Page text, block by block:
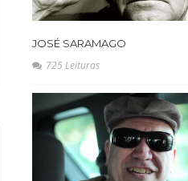
JOSÉ SARAMAGO
725 Leituras